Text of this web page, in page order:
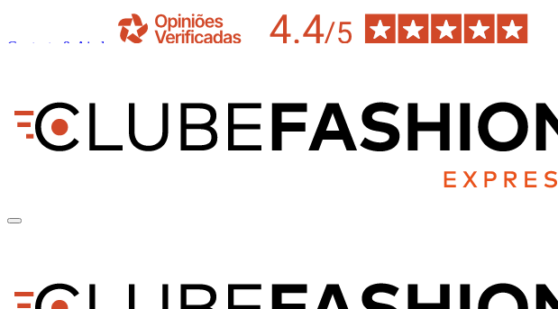
Contacto & Ajuda